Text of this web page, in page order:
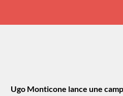
Ugo Monticone lance une